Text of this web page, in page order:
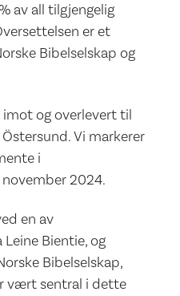
av all tilgjengelig
er et
Bibelselskap og
og overlevert til
Vi markerer
i
2024.
en av
Bientie, og
Bibelselskap,
vært sentral i dette